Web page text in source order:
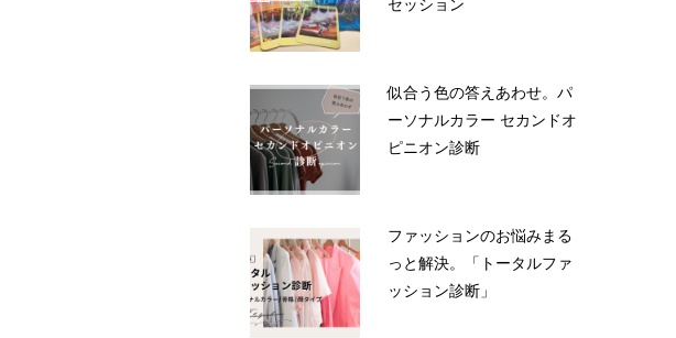
セッション
似合う色の答えあわせ。パ
ーソナルカラー セカンドオ
ピニオン診断
ファッションのお悩みまる
っと解決。「トータルファ
ッション診断」